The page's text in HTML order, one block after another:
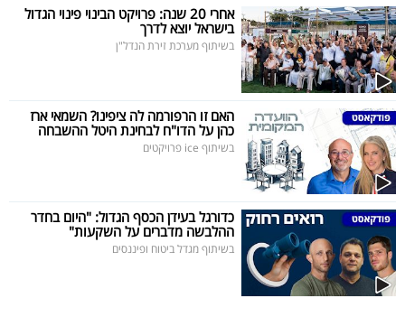
אחרי 20 שנה: פרויקט הבינוי פינוי הגדול
בישראל יוצא לדרך
בשיתוף מערכת זירת הנדל"ן
האם זו הרפורמה לה ציפינו? השמאי ארז
כהן על הדו"ח לבחינת היטל ההשבחה
בשיתוף ice פרויקטים
כדורגל בעידן הכסף הגדול: "היום בחדר
ההלבשה מדברים על השקעות"
בשיתוף מגדל ביטוח ופיננסים